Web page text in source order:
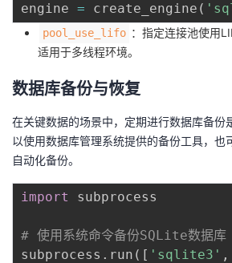
engine = create_engine (
pool_use_lifo ：指定连接池使用
适用于多线程环境。
数据库备份与恢复
在关键数据的场景中，定期进行数据库备份
以使用数据库管理系统提供的备份工具，也
自动化备份。
import subprocess
# 使用系统命令备份SQLite数据库
subprocess . run ( [ 'sqlite3' ,